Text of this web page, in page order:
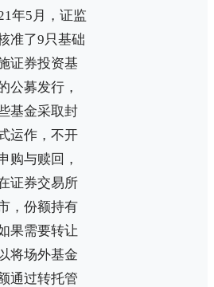
年5月，证监
准了9只基础
证券投资基
公募发行，
基金采取封
运作，不开
购与赎回，
证券交易所
市，份额持有
果需要转让
将场外基金
通过转托管